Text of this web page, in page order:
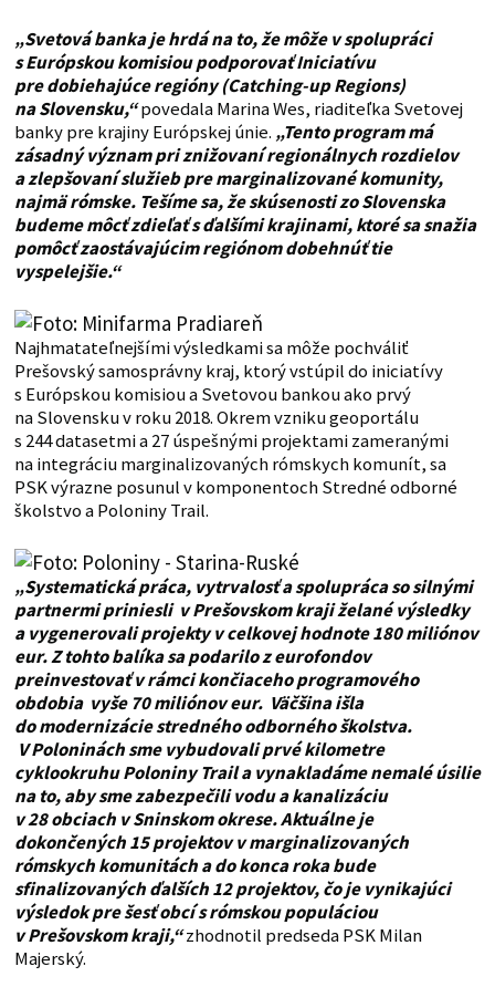
„Svetová banka je hrdá na to, že môže v spolupráci
s Európskou komisiou podporovať Iniciatívu
pre dobiehajúce regióny (Catching-up Regions)
na Slovensku,“povedala Marina Wes, riaditeľka Svetovej
banky pre krajiny Európskej únie. „Tento program má
zásadný význam pri znižovaní regionálnych rozdielov
a zlepšovaní služieb pre marginalizované komunity,
najmä rómske. Tešíme sa, že skúsenosti zo Slovenska
budeme môcť zdieľať s ďalšími krajinami, ktoré sa snažia
pomôcť zaostávajúcim regiónom dobehnúť tie
vyspelejšie.“
Najhmatateľnejšími výsledkami sa môže pochváliť
Prešovský samosprávny kraj, ktorý vstúpil do iniciatívy
s Európskou komisiou a Svetovou bankou ako prvý
na Slovensku v roku 2018. Okrem vzniku geoportálu
s 244 datasetmi a 27 úspešnými projektami zameranými
na integráciu marginalizovaných rómskych komunít, sa
PSK výrazne posunul v komponentoch Stredné odborné
školstvo a Poloniny Trail.
„Systematická práca, vytrvalosť a spolupráca so silnými
partnermi priniesli v Prešovskom kraji želané výsledky
a vygenerovali projekty v celkovej hodnote 180 miliónov
eur. Z tohto balíka sa podarilo z eurofondov
preinvestovať v rámci končiaceho programového
obdobia vyše 70 miliónov eur. Väčšina išla
do modernizácie stredného odborného školstva.
V Poloninách sme vybudovali prvé kilometre
cyklookruhu Poloniny Trail a vynakladáme nemalé úsilie
na to, aby sme zabezpečili vodu a kanalizáciu
v 28 obciach v Sninskom okrese. Aktuálne je
dokončených 15 projektov v marginalizovaných
rómskych komunitách a do konca roka bude
sfinalizovaných ďalších 12 projektov, čo je vynikajúci
výsledok pre šesť obcí s rómskou populáciou
v Prešovskom kraji,“zhodnotil predseda PSK Milan
Majerský.